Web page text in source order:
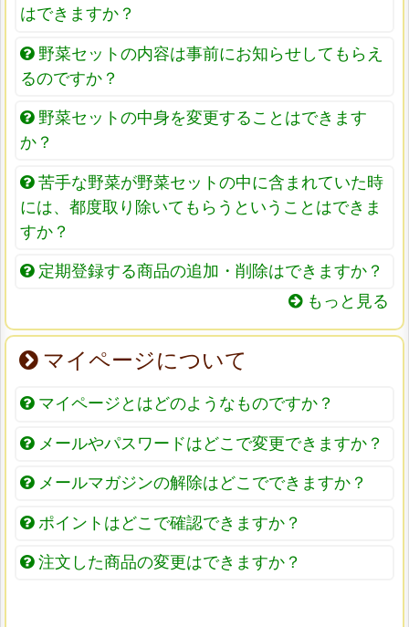
はできますか？
野菜セットの内容は事前にお知らせしてもらえ
るのですか？
野菜セットの中身を変更することはできます
か？
苦手な野菜が野菜セットの中に含まれていた時
には、都度取り除いてもらうということはできま
すか？
定期登録する商品の追加・削除はできますか？
もっと見る
マイページについて
マイページとはどのようなものですか？
メールやパスワードはどこで変更できますか？
メールマガジンの解除はどこでできますか？
ポイントはどこで確認できますか？
注文した商品の変更はできますか？